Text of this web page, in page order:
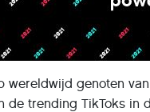
wereldwijd genoten
de trending TikToks in